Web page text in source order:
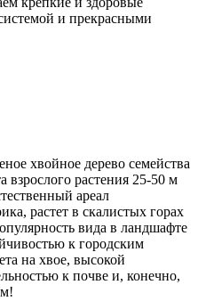
и прекрасными
хвойное дерево семейства
растения 25-50 м
ареал
растет в скалистых горах
вида в ландшафте
к городским
на хвое, высокой
к почве и, конечно,